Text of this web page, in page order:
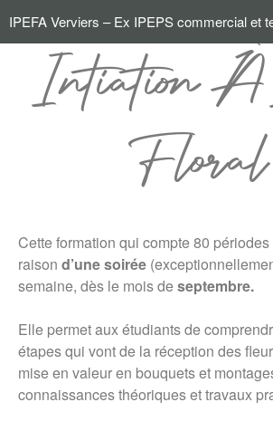
Intiation À
Floral
Cette formation qui compte 80
raison d’une soirée
semaine, dès le mois deseptembre.
Elle permet aux étudiants de
étapes qui vont de la réception des
mise en valeur en bouquets et
connaissances théoriques et travaux